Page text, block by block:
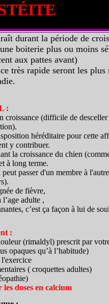
durant la période de
boiterie plus ou moins
aux pattes avant)
très rapide seront les
:
(difficile de desceller
héréditaire pour cette
y contribuer.
la croissance du chien
à long terme.
passer d'un membre à
de fièvre,
adulte ,
c’est ça façon à lui de
:
(rimaldyl) prescrit par
opaques qu’à l’habitude)
( croquettes adultes)
doses en calcium